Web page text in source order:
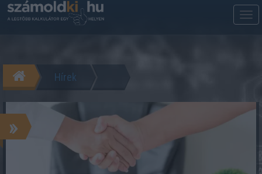
Hírek
»